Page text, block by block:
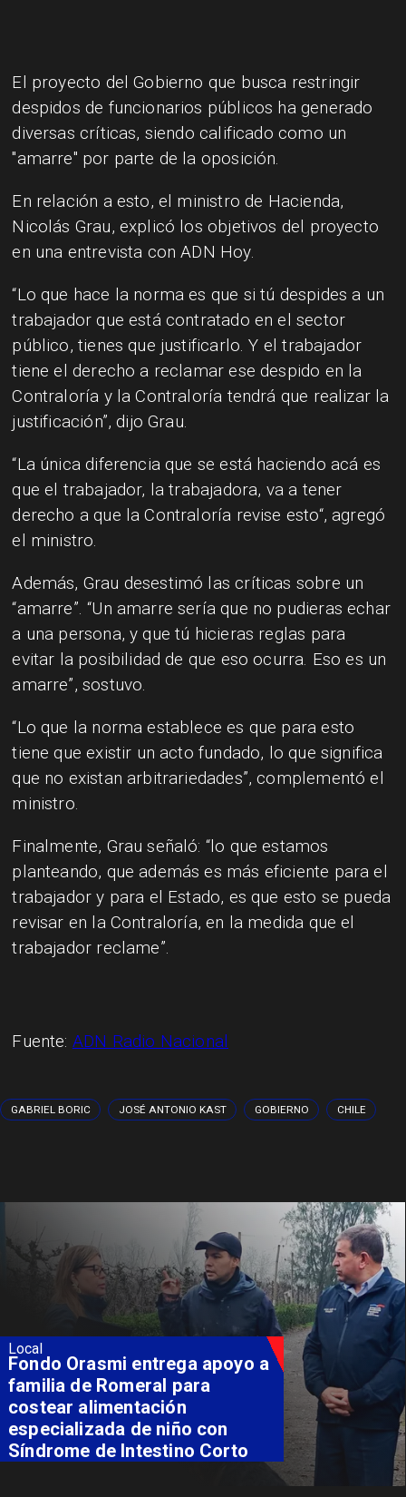
El proyecto del Gobierno que busca restringir
despidos de funcionarios públicos ha generado
diversas críticas, siendo calificado como un
"amarre" por parte de la oposición.
En relación a esto, el ministro de Hacienda,
Nicolás Grau, explicó los objetivos del proyecto
en una entrevista con ADN Hoy.
“Lo que hace la norma es que si tú despides a un
trabajador que está contratado en el sector
público, tienes que justificarlo. Y el trabajador
tiene el derecho a reclamar ese despido en la
Contraloría y la Contraloría tendrá que realizar la
justificación”, dijo Grau.
“La única diferencia que se está haciendo acá es
que el trabajador, la trabajadora, va a tener
derecho a que la Contraloría revise esto“, agregó
el ministro.
Además, Grau desestimó las críticas sobre un
“amarre”. “Un amarre sería que no pudieras echar
a una persona, y que tú hicieras reglas para
evitar la posibilidad de que eso ocurra. Eso es un
amarre”, sostuvo.
“Lo que la norma establece es que para esto
tiene que existir un acto fundado, lo que significa
que no existan arbitrariedades”, complementó el
ministro.
Finalmente, Grau señaló: “lo que estamos
planteando, que además es más eficiente para el
trabajador y para el Estado, es que esto se pueda
revisar en la Contraloría, en la medida que el
trabajador reclame”.
Fuente: ADN Radio Nacional
GABRIEL BORIC JOSÉ ANTONIO KAST GOBIERNO CHILE
Local
Fondo Orasmi entrega apoyo a
familia de Romeral para
costear alimentación
especializada de niño con
Síndrome de Intestino Corto